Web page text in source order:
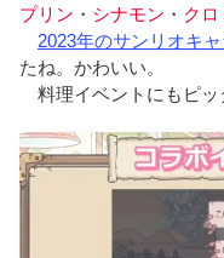
プリン ・ シナモン ・ クロ
2023年のサンリオキ
たね。かわいい。
料理イベントにもピッ